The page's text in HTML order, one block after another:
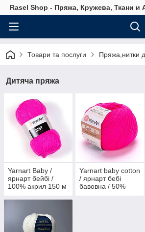
Rasel Shop - Пряжа, Кружева, Ткани и
Товари та послуги Пряжа,нитки
Дитяча пряжа
Yarnart Baby /
ярнарт бейбі /
100% акрил 150 м
Yarnart baby cotton
/ ярнарт бебі
бавовна / 50%